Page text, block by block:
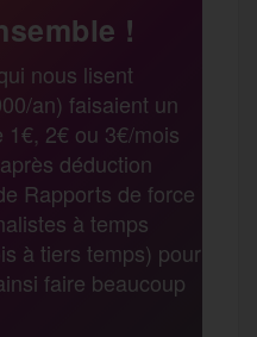
l
s
a
g
e
m
!
nous lisent
an) faisaient un
1€, 2€ ou 3€/mois
déduction
Rapports de force
à temps
à tiers temps) pour
faire beaucoup